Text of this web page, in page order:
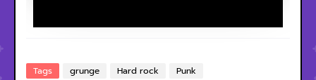
Tags grunge Hard rock Punk